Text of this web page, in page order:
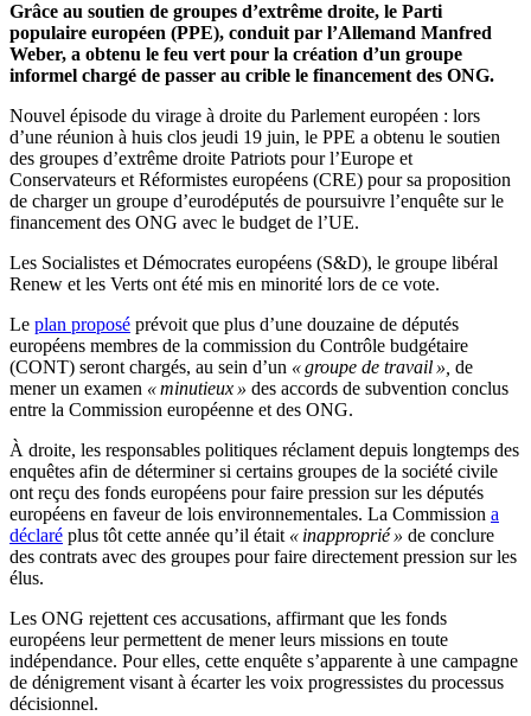
Grâce au soutien de groupes d’extrême droite, le Parti
populaire européen (PPE), conduit par l’Allemand Manfred
Weber, a obtenu le feu vert pour la création d’un groupe
informel chargé de passer au crible le financement des ONG.
Nouvel épisode du virage à droite du Parlement européen : lors
d’une réunion à huis clos jeudi 19 juin, le PPE a obtenu le soutien
des groupes d’extrême droite Patriots pour l’Europe et
Conservateurs et Réformistes européens (CRE) pour sa proposition
de charger un groupe d’eurodéputés de poursuivre l’enquête sur le
financement des ONG avec le budget de l’UE.
Les Socialistes et Démocrates européens (S&D), le groupe libéral
Renew et les Verts ont été mis en minorité lors de ce vote.
Le plan proposé prévoit que plus d’une douzaine de députés
européens membres de la commission du Contrôle budgétaire
(CONT) seront chargés, au sein d’un « groupe de travail », de
mener un examen « minutieux » des accords de subvention conclus
entre la Commission européenne et des ONG.
À droite, les responsables politiques réclament depuis longtemps des
enquêtes afin de déterminer si certains groupes de la société civile
ont reçu des fonds européens pour faire pression sur les députés
européens en faveur de lois environnementales. La Commission a
déclaré plus tôt cette année qu’il était « inapproprié » de conclure
des contrats avec des groupes pour faire directement pression sur les
élus.
Les ONG rejettent ces accusations, affirmant que les fonds
européens leur permettent de mener leurs missions en toute
indépendance. Pour elles, cette enquête s’apparente à une campagne
de dénigrement visant à écarter les voix progressistes du processus
décisionnel.